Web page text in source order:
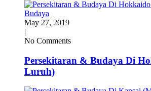
Budaya
May 27, 2019
|
No Comments
Persekitaran & Budaya Di
Luruh)